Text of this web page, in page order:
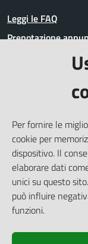
Per fornire le
cookie per
dispositivo. Il
elaborare dati
unici su questo
può influire
funzioni.
Leggi le FAQ
Prenotazione
Segnalazione
Amministrazione
Whistleblowing
Dichiarazione di
Note legali
Cookie Policy (UE)
Piano di